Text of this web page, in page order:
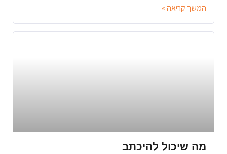
המשך קריאה »
מה שיכול להיכתב